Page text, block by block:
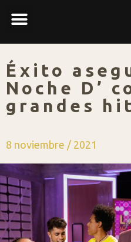
Éxito
Noche D’
grandes
8 noviembre / 2021